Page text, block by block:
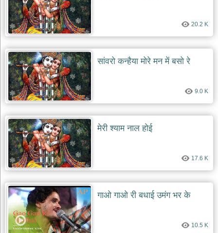
20.2 K
सांवरो कन्हैया मोरे मन में बसो रे
9.0 K
मेरी श्याम नाल होई
17.6 K
गाओ गाओ री बधाई उमंग भर के
10.5 K